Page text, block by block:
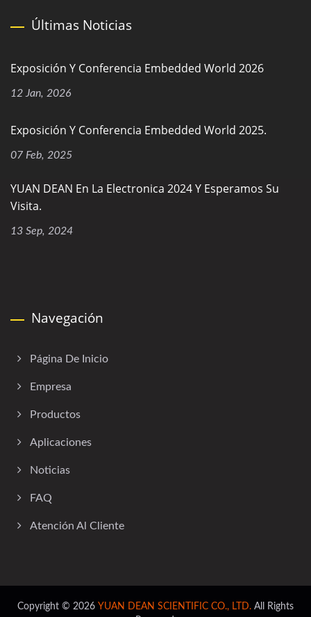
Últimas Noticias
Exposición Y Conferencia Embedded World 2026
12 Jan, 2026
Exposición Y Conferencia Embedded World 2025.
07 Feb, 2025
YUAN DEAN En La Electronica 2024 Y Esperamos Su
Visita.
13 Sep, 2024
Navegación
Página De Inicio
Empresa
Productos
Aplicaciones
Noticias
FAQ
Atención Al Cliente
Copyright © 2026 YUAN DEAN SCIENTIFIC CO., LTD. All Rights